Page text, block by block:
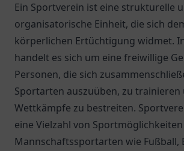
Ein Sportverein ist eine strukturelle
organisatorische Einheit, die sich
körperlichen Ertüchtigung widmet.
handelt es sich um eine freiwillige
Personen, die sich
Sportarten auszuüben, zu trainieren
Wettkämpfe zu bestreiten.
eine Vielzahl von
Mannschaftssportarten wie Fußball,